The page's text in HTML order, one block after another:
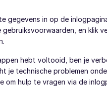
gegevens in op de
en klik
hebt voltooid, ben je
je technische problemen
om hulp te vragen via de